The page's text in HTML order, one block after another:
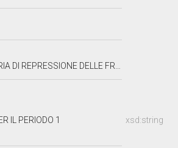
E COMMERCIO DEI MOSTI, VINI ED ACETI
xsd:string
IL PERIODO 1